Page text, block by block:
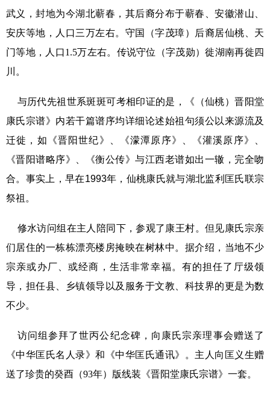
武义，封地为今湖北蕲春，其后裔分布于蕲春、安徽潜山、
安庆等地，人口三万左右。守国（字茂璋）后裔居仙桃、天
门等地，人口1.5万左右。传说守位（字茂勋）徙湖南再徙四
川。
与历代先祖世系斑斑可考相印证的是，《（仙桃）晋阳堂
康氏宗谱》内若干篇谱序均详细论述始祖句须公以来源流及
迁徙，如《晋阳世纪》、《濛潭原序》、《灌溪原序》、
《晋阳谱略序》、《衡公传》与江西老谱如出一辙，完全吻
合。事实上，早在1993年，仙桃康氏就与湖北监利匡氏联宗
祭祖。
修水访问组在主人陪同下，参观了康王村。但见康氏宗亲
们居住的一栋栋漂亮楼房掩映在树林中。据介绍，当地不少
宗亲或办厂、或经商，生活非常幸福。有的担任了厅级领
导，担任县、乡镇领导以及服务于文教、科技界的更是为数
不少。
访问组参拜了世丙公纪念碑，向康氏宗亲理事会赠送了
《中华匡氏名人录》和《中华匡氏通讯》。主人向匡义生赠
送了珍贵的癸酉（93年）版线装《晋阳堂康氏宗谱》一套。